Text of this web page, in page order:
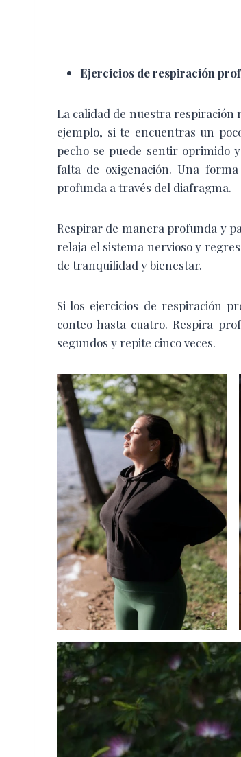
Ejercicios de respiración
La calidad de nuestra respiración
ejemplo, si te encuentras un
pecho se puede sentir oprimido
falta de oxigenación. Una
profunda a través del diafragma.
Respirar de manera profunda y
relaja el sistema nervioso y
de tranquilidad y bienestar.
Si los ejercicios de respiración
conteo hasta cuatro. Respira
segundos y repite cinco veces.